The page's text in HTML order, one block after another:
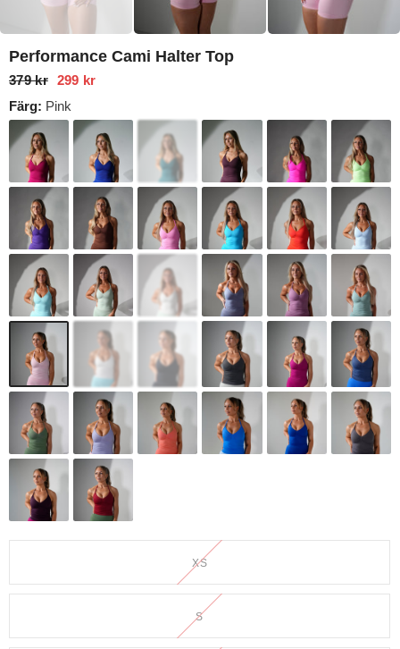
Performance Cami Halter Top
379 kr 299 kr
Färg: Pink
XS
S